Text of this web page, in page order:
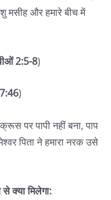
मसीह और हमारे बीच में
2:5-8)
)
पर पापी नहीं बना, पाप
पिता ने हमारा नरक उसे
क्या मिलेगा: